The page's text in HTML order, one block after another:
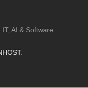
IT, AI & Software
.